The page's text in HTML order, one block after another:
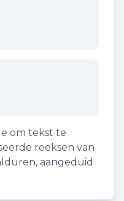
om tekst te
reeksen van
aangeduid